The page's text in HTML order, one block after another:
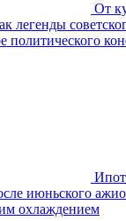
От
легенды
политического
июньского
охлаждением